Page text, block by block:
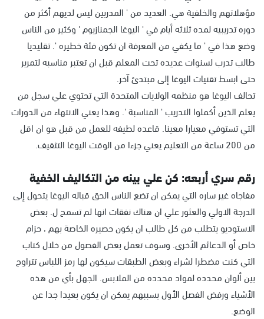
مؤهلاتهم والخلفية هي. العديد من ' المدربين ليس لديهم أكثر من
دوره تدريبيه لمده ثلاثه أيام في ' اليوغا الجمنازيوم ' وكثير من الناس
وضع هذا في ' ما يكفي من المعرفة ان تكون فئة خطيره '. تقليديا
طالب تدرب لسنوات عديده تحت المعلم قبل ان تعتبر مناسبه لتمرير
حتى ابسط تقنيات اليوغا إلى مبتدئ آخر.
تحالف اليوغا هو منظمه الولايات المتحدة التي تحتوي علي سجل من
يعلم الذين أكملوا التدريب ' المناسبة '. وهذا يعني الانتهاء من الدورات
التي تستوفي معيارا معينا. قاعده لطيفه للعمل من قبل هو ان اقل
من 200 ساعة من التعليم يعني جزءا من الوقت اليوغا التثقيف.
رقم سري أربعه: كن علي بينه من التكاليف الخفية
مفاجاه غير ساره التي يمكن ان تضع الناس الحق قباله اليوغا يتحول إلى
الدرجة الاولي والعثور علي ان هناك نفقات انها لم تسمح ل. بعض
الاستوديو يتطلب من كل طالب ان يكون حصيره الخاصة بهم ، حزام
خاص أو الدعائم الأخرى. وسوف تعمل بعض الفصول من خلال كتاب
التي كنت مضطرا لشراء وبعض الطبقات سيكون لها رمز اللباس تتراوح
بين ألوان محدده لمواد محدده من الملابس. الجهل بأي من هذه
الأشياء ورفض الفصل الأول بسببهم يمكن ان يكون بعيدا جدا عن
الوضع.